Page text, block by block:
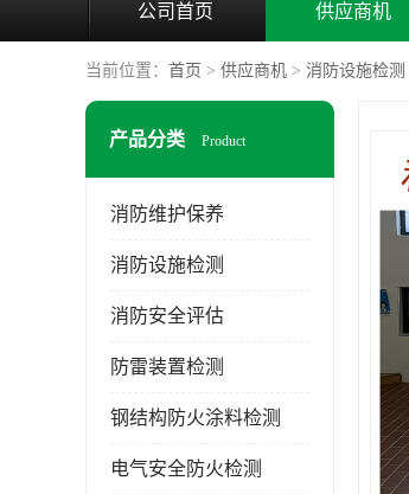
公司首页 供应商机
当前位置： 首页 > 供应商机 > 消防设施检测
产品分类 Product
消防维护保养
消防设施检测
消防安全评估
防雷装置检测
钢结构防火涂料检测
电气安全防火检测